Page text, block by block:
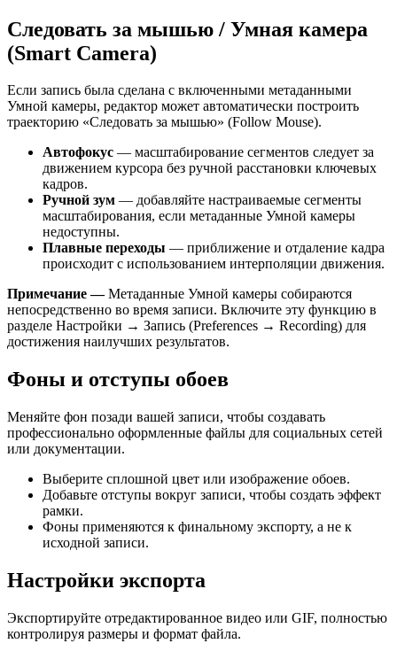
Следовать за мышью / Умная камера
(Smart Camera)
Если запись была сделана с включенными метаданными
Умной камеры, редактор может автоматически построить
траекторию «Следовать за мышью» (Follow Mouse).
Автофокус — масштабирование сегментов следует за
движением курсора без ручной расстановки ключевых
кадров.
Ручной зум — добавляйте настраиваемые сегменты
масштабирования, если метаданные Умной камеры
недоступны.
Плавные переходы — приближение и отдаление кадра
происходит с использованием интерполяции движения.
Примечание —Метаданные Умной камеры собираются
непосредственно во время записи. Включите эту функцию в
разделе Настройки → Запись (Preferences → Recording) для
достижения наилучших результатов.
Фоны и отступы обоев
Меняйте фон позади вашей записи, чтобы создавать
профессионально оформленные файлы для социальных сетей
или документации.
Выберите сплошной цвет или изображение обоев.
Добавьте отступы вокруг записи, чтобы создать эффект
рамки.
Фоны применяются к финальному экспорту, а не к
исходной записи.
Настройки экспорта
Экспортируйте отредактированное видео или GIF, полностью
контролируя размеры и формат файла.